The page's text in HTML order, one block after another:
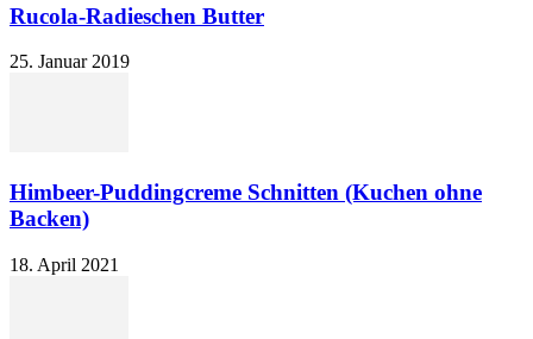
Rucola-Radieschen Butter
25. Januar 2019
Himbeer-Puddingcreme Schnitten (Kuchen ohne
Backen)
18. April 2021